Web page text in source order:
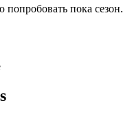
пока сезон.